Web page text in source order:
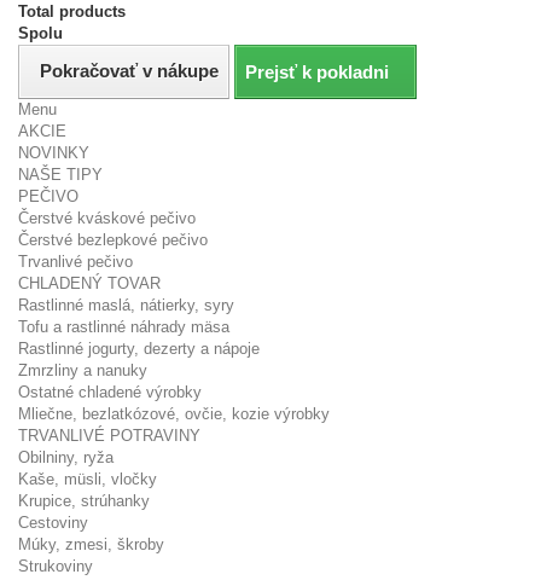
Total products
Spolu
Pokračovať v nákupe Prejsť k pokladni
Menu
AKCIE
NOVINKY
NAŠE TIPY
PEČIVO
Čerstvé kváskové pečivo
Čerstvé bezlepkové pečivo
Trvanlivé pečivo
CHLADENÝ TOVAR
Rastlinné maslá, nátierky, syry
Tofu a rastlinné náhrady mäsa
Rastlinné jogurty, dezerty a nápoje
Zmrzliny a nanuky
Ostatné chladené výrobky
Mliečne, bezlatkózové, ovčie, kozie výrobky
TRVANLIVÉ POTRAVINY
Obilniny, ryža
Kaše, müsli, vločky
Krupice, strúhanky
Cestoviny
Múky, zmesi, škroby
Strukoviny